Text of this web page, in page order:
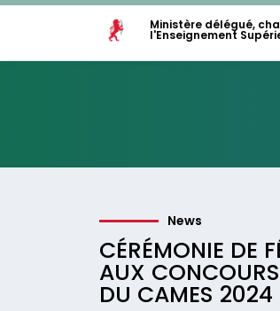
Ministère délégué,
l'Enseignement
News
CÉRÉMONIE DE
AUX
DU CAMES 2024